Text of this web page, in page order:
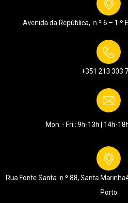
Avenida da República, n.º 6 – 1.º
+351 213 303
Mon. - Fri.: 9h-13h | 14h-
Rua Fonte Santa n.º 88, Santa Marinha
Porto